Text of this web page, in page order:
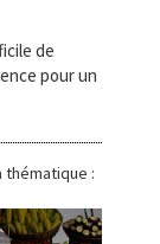
de
pour un
thématique :